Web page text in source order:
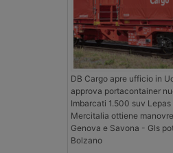
DB Cargo apre ufficio in
approva portacontainer
Imbarcati 1.500 suv Lepas
Mercitalia ottiene
Genova e Savona - Gls
Bolzano